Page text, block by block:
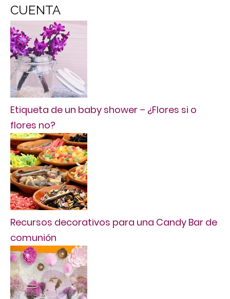
CUENTA
Etiqueta de un baby shower – ¿Flores si o
flores no?
Recursos decorativos para una Candy Bar de
comunión